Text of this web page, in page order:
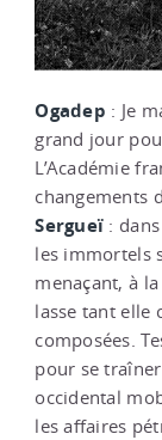
Ogadep : Je
grand jour
L’Académie
changements
Sergueï :
les immortels
menaçant, à
lasse tant elle
composées.
pour se
occidental
les affaires